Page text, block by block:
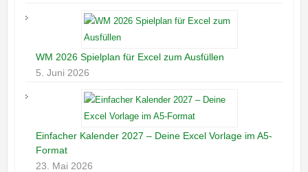
WM 2026 Spielplan für Excel zum Ausfüllen
5. Juni 2026
Einfacher Kalender 2027 – Deine Excel Vorlage im A5-
Format
23. Mai 2026